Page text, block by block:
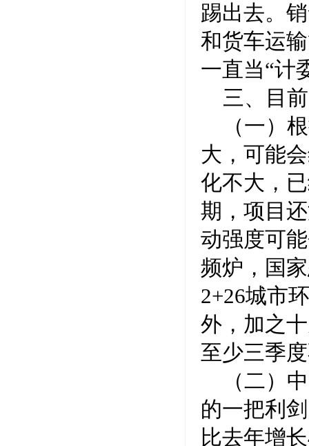
踢出去。
和货车运
一直当“计
三、目
（一）
大，可能
化不大，
期，项目
动强度可
频炉，国
2+26城市
外，加之
至少三季
（二）
的一把利
比去年增